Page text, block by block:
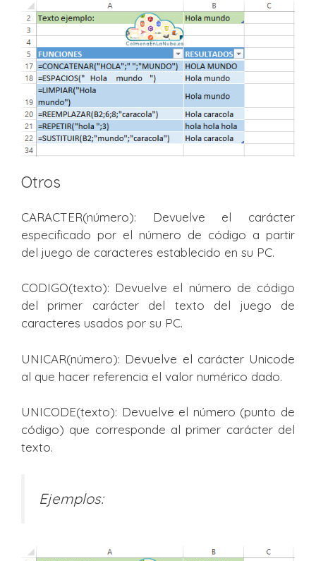
Otros
CARACTER(número): Devuelve el carácter
especificado por el número de código a partir
del juego de caracteres establecido en su PC.
CODIGO(texto): Devuelve el número de código
del primer carácter del texto del juego de
caracteres usados por su PC.
UNICAR(número): Devuelve el carácter Unicode
al que hacer referencia el valor numérico dado.
UNICODE(texto): Devuelve el número (punto de
código) que corresponde al primer carácter del
texto.
Ejemplos: